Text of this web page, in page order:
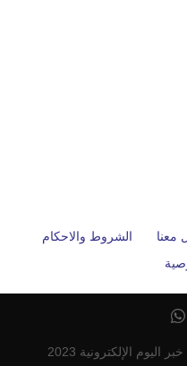
معنا
الشروط والاحكام
الإلكترونية 2023